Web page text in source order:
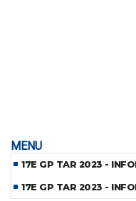
MENU
17E GP TAR 2023 -
17E GP TAR 2023 -